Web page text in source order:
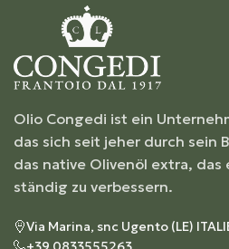
Olio Congedi ist ein
das sich seit jeher durch sein
das native Olivenöl extra, das
ständig zu verbessern.
Via Marina, snc Ugento (LE)